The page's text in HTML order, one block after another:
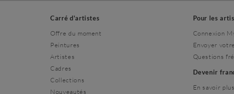
Carré d'artistes
Offre du moment
Peintures
Artistes
Cadres
Collections
Nouveautés
Pour les
Connexion
Envoyer
Questions
Devenir
En savoir plus